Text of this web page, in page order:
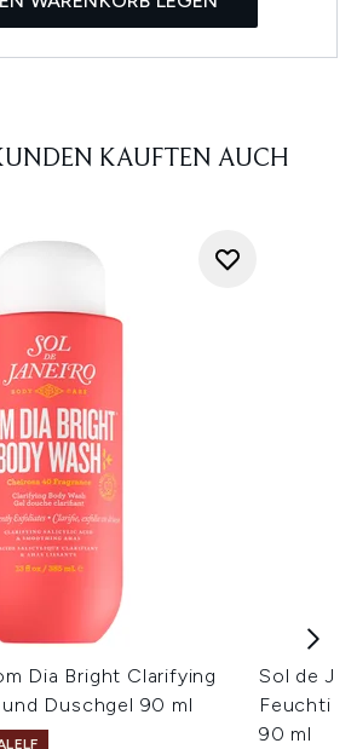
KAUFTEN AUCH
Dia Bright Clarifying
Duschgel 90 ml
Sol de
90 ml